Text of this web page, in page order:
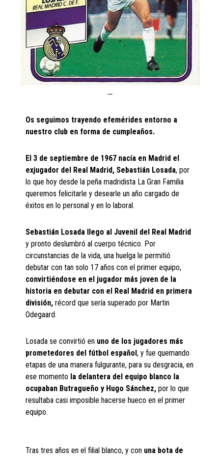
Os seguimos trayendo efemérides entorno a
nuestro club en forma de cumpleaños.
El 3 de septiembre de 1967 nacía en Madrid el
exjugador del Real Madrid, Sebastián Losada, por
lo que hoy desde la peña madridista La Gran Familia
queremos felicitarle y desearle un año cargado de
éxitos en lo personal y en lo laboral.
Sebastián Losada llego al Juvenil del Real Madrid
y pronto deslumbró al cuerpo técnico. Por
circunstancias de la vida, una huelga le permitió
debutar con tan solo 17 años con el primer equipo,
convirtiéndose en el jugador más joven de la
historia en debutar con el Real Madrid en primera
división, récord que sería superado por Martin
Odegaard.
Losada se convirtió en uno de los jugadores más
prometedores del fútbol español, y fue quemando
etapas de una manera fulgurante, para su desgracia, en
ese momento la delantera del equipo blanco la
ocupaban Butragueño y Hugo Sánchez, por lo que
resultaba casi imposible hacerse hueco en el primer
equipo.
Tras tres años en el filial blanco, y con una bota de